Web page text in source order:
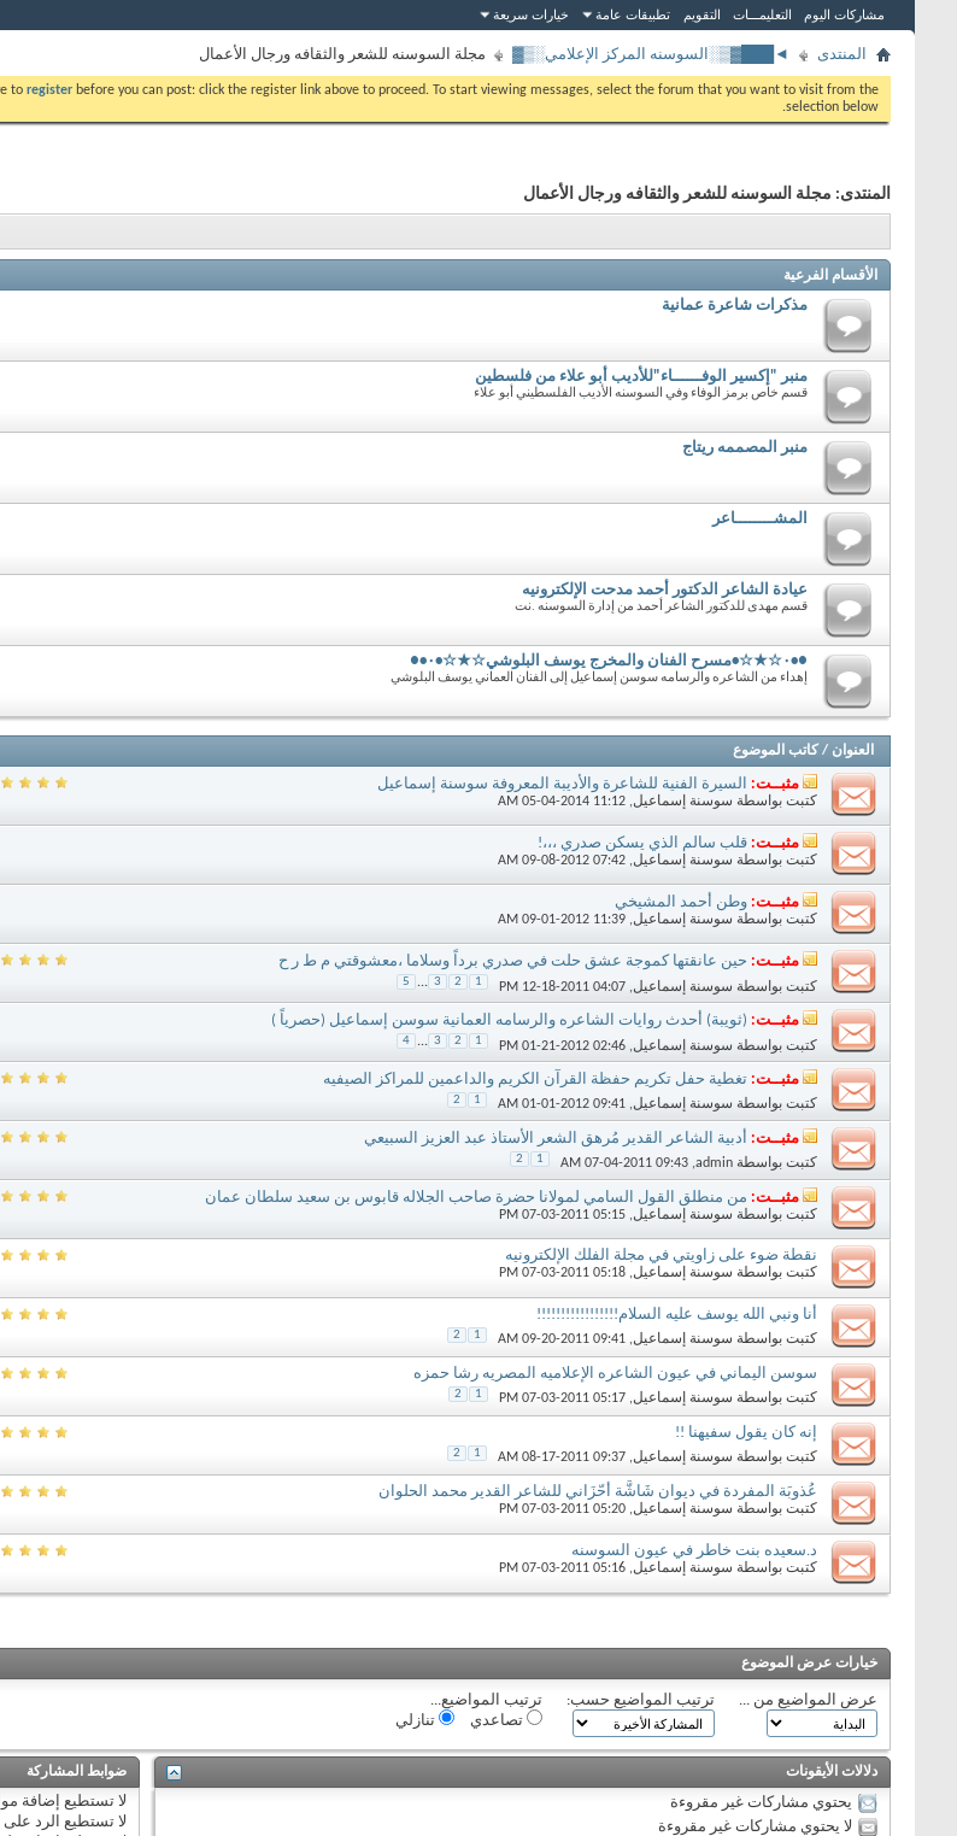
مشاركات اليوم التعليمـــات التقويم تطبيقات عامة خيارات سريعة
المنتدى ◄███▓▒░السوسنه المركز الإعلامي░▒▓ مجلة السوسنه للشعر والثقافه ورجال الأعمال
to register before you can post: click the register link above to proceed. To start viewing messages, select the forum that you want to visit from the
selection below.
المنتدى: مجلة السوسنه للشعر والثقافه ورجال الأعمال
الأقسام الفرعية
مذكرات شاعرة عمانية
منبر "إكسير الوفــــــاء"للأديب أبو علاء من فلسطين
قسم خاص برمز الوفاء وفي السوسنه الأديب الفلسطيني أبو علاء
منبر المصممه ريتاج
المشــــــــاعر
عيادة الشاعر الدكتور أحمد مدحت الإلكترونيه
قسم مهدى للدكتور الشاعر أحمد من إدارة السوسنه .نت
●•۰☆★☆•مسرح الفنان والمخرج يوسف البلوشي☆★☆•۰•●
إهداء من الشاعره والرسامه سوسن إسماعيل إلى الفنان العماني يوسف البلوشي
العنوان / كاتب الموضوع
مثبــت: السيرة الفنية للشاعرة والأديبة المعروفة سوسنة إسماعيل
كتبت بواسطة سوسنة إسماعيل‏, 05-04-2014 11:12 AM
مثبــت: قلب سالم الذي يسكن صدري ،،،!
كتبت بواسطة سوسنة إسماعيل‏, 09-08-2012 07:42 AM
مثبــت: وطن أحمد المشيخي
كتبت بواسطة سوسنة إسماعيل‏, 09-01-2012 11:39 AM
مثبــت: حين عانقتها كموجة عشق حلت في صدري برداً وسلاما ،معشوقتي م ط ر ح
كتبت بواسطة سوسنة إسماعيل‏, 12-18-2011 04:07 PM
1
2
3
...
5
مثبــت: (ثويبة) أحدث روايات الشاعره والرسامه العمانية سوسن إسماعيل (حصرياً )
كتبت بواسطة سوسنة إسماعيل‏, 01-21-2012 02:46 PM
1
2
3
...
4
مثبــت: تغطية حفل تكريم حفظة القرآن الكريم والداعمين للمراكز الصيفيه
كتبت بواسطة سوسنة إسماعيل‏, 01-01-2012 09:41 AM
1
2
مثبــت: أدبية الشاعر القدير مُرهق الشعر الأستاذ عبد العزيز السبيعي
كتبت بواسطة admin
‏, 07-04-2011 09:43 AM
1
2
مثبــت: من منطلق القول السامي لمولانا حضرة صاحب الجلاله قابوس بن سعيد سلطان عمان
كتبت بواسطة سوسنة إسماعيل‏, 07-03-2011 05:15 PM
نقطة ضوء على زاويتي في مجلة الفلك الإلكترونيه
كتبت بواسطة سوسنة إسماعيل‏, 07-03-2011 05:18 PM
أنا ونبي الله يوسف عليه السلام!!!!!!!!!!!!!!!!!
كتبت بواسطة سوسنة إسماعيل‏, 09-20-2011 09:41 AM
1
2
سوسن اليماني في عيون الشاعره الإعلاميه المصريه رشا حمزه
كتبت بواسطة سوسنة إسماعيل‏, 07-03-2011 05:17 PM
1
2
إنه كان يقول سفيهنا !!
كتبت بواسطة سوسنة إسماعيل‏, 08-17-2011 09:37 AM
1
2
عُذوبَة المفردة في ديوان شَاشَّة أحّزَاني للشاعر القدير محمد الحلوان
كتبت بواسطة سوسنة إسماعيل‏, 07-03-2011 05:20 PM
د.سعيده بنت خاطر في عيون السوسنه
كتبت بواسطة سوسنة إسماعيل‏, 07-03-2011 05:16 PM
خيارات عرض الموضوع
عرض المواضيع من ... ترتيب المواضيع حسب:
ترتيب المواضيع...
تصاعدي
تنازلي
دلالات الأيقونات
يحتوي مشاركات غير مقروءة
لا يحتوي مشاركات غير مقروءة
ضوابط المشاركة
لا تستطيع إضافة
لا تستطيع الرد